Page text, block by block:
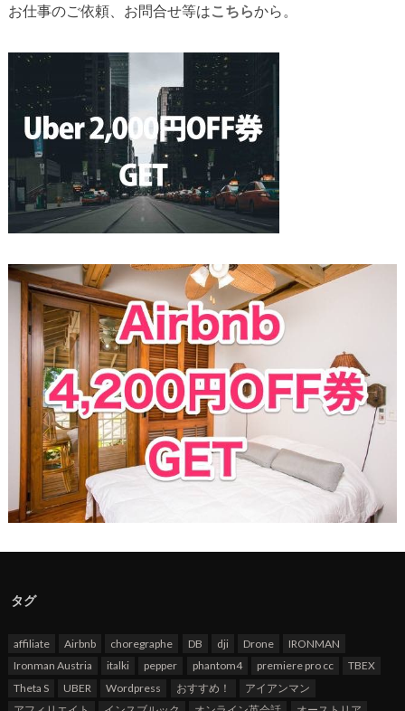
お仕事のご依頼、お問合せ等はこちらから。
タグ
affiliate Airbnb choregraphe DB dji Drone
IRONMAN
Ironman Austria
italki pepper phantom4 premiere pro cc
TBEX
Theta S
UBER Wordpress おすすめ！
アイアンマン